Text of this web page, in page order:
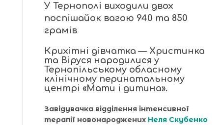
У Тернополі виходили двох
поспішайок вагою 940 та 850
грамів
Крихітні дівчатка — Христинка
та Віруся народилися у
Тернопільському обласному
клінічному перинатальному
центрі «Мати і дитина».
Завідувачка відділення інтенсивної
терапії новонароджених Неля Скубенко